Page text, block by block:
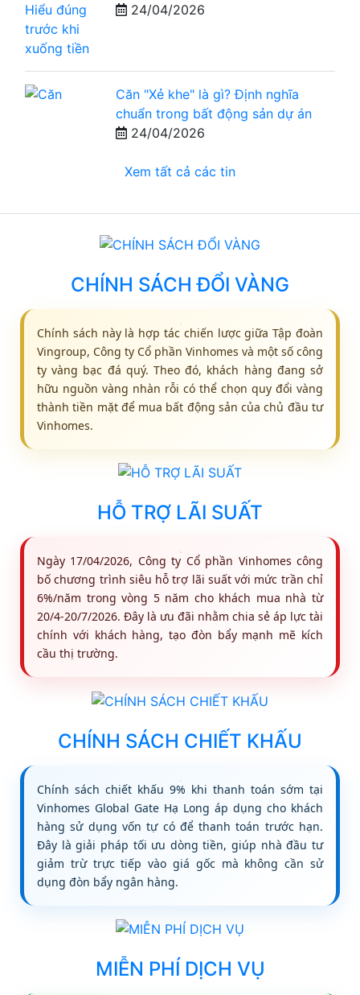
24/04/2026
Căn "Xẻ khe" là gì? Định nghĩa
chuẩn trong bất động sản dự án
24/04/2026
Xem tất cả các tin
CHÍNH SÁCH ĐỔI VÀNG
Chính sách này là hợp tác chiến lược giữa Tập đoàn
Vingroup, Công ty Cổ phần Vinhomes và một số công
ty vàng bạc đá quý. Theo đó, khách hàng đang sở
hữu nguồn vàng nhàn rỗi có thể chọn quy đổi vàng
thành tiền mặt để mua bất động sản của chủ đầu tư
Vinhomes.
HỖ TRỢ LÃI SUẤT
Ngày 17/04/2026, Công ty Cổ phần Vinhomes công
bố chương trình siêu hỗ trợ lãi suất với mức trần chỉ
6%/năm trong vòng 5 năm cho khách mua nhà từ
20/4-20/7/2026. Đây là ưu đãi nhằm chia sẻ áp lực tài
chính với khách hàng, tạo đòn bẩy mạnh mẽ kích
cầu thị trường.
CHÍNH SÁCH CHIẾT KHẤU
Chính sách chiết khấu 9% khi thanh toán sớm tại
Vinhomes Global Gate Hạ Long áp dụng cho khách
hàng sử dụng vốn tự có để thanh toán trước hạn.
Đây là giải pháp tối ưu dòng tiền, giúp nhà đầu tư
giảm trừ trực tiếp vào giá gốc mà không cần sử
dụng đòn bẩy ngân hàng.
MIỄN PHÍ DỊCH VỤ